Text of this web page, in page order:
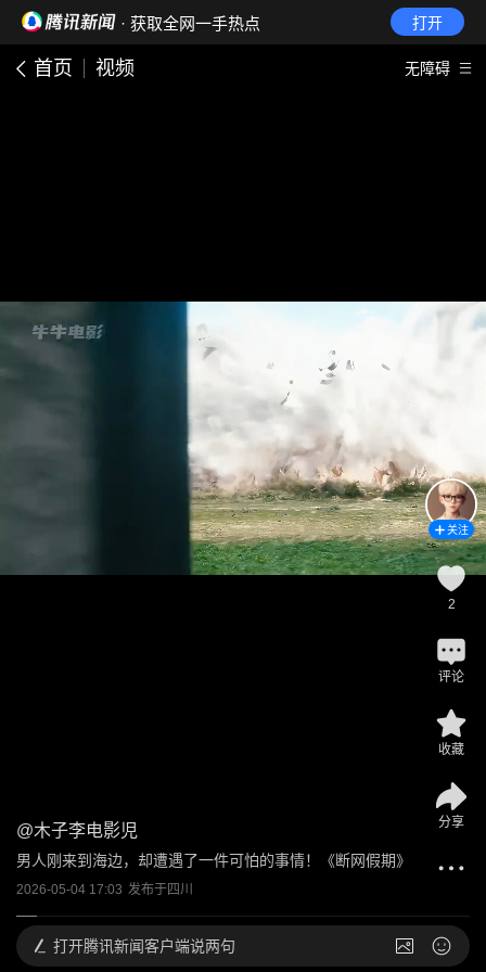
· 获取全网一手热点 打开
首页 视频 无障碍
@木子李电影児
男人刚来到海边，却遭遇了一件可怕的事情！《断网假期》
2026-05-04 17:03 发布于四川
关注
2
评论
收藏
分享
打开腾讯新闻客户端说两句